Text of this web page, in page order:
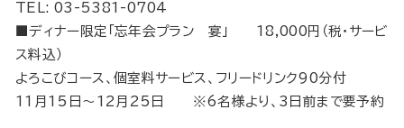
TEL: 03-5381-0704
■ディナー限定「忘年会プラン 宴」 18,000円（税･サービ
ス料込）
よろこびコース、個室料サービス、フリードリンク90分付
11月15日～12月25日 ※6名様より、3日前まで要予約